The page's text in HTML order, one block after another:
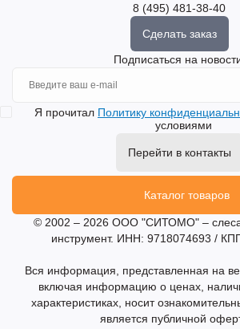
8 (495) 481-38-40
Сделать заказ
Подписаться на
Я прочитал Политику
условиями
Перейти в контакты
Каталог товаров
© 2002 – 2026 ООО "СИТОМО" –
инструмент. ИНН: 9718074693 /
Вся информация, представленная на
включая информацию о ценах,
характеристиках, носит
является публичной